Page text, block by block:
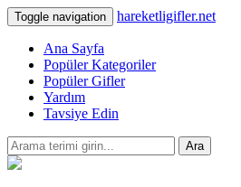
Toggle navigation hareketligifler.net
Ana Sayfa
Popüler Kategoriler
Popüler Gifler
Yardım
Tavsiye Edin
Ara